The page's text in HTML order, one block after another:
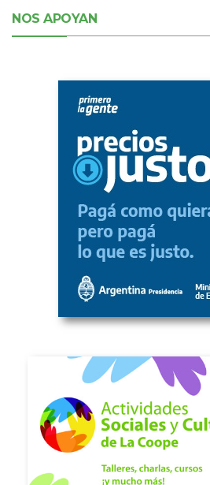
NOS APOYAN